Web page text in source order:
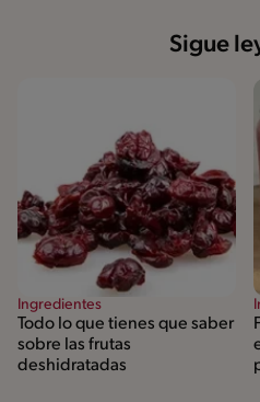
Sigue
Ingredientes
Todo lo que tienes que saber
sobre las frutas
deshidratadas